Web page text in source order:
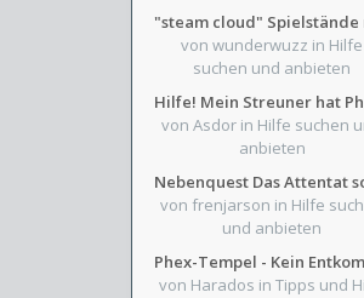
von wunderwuzz in Hilfe
suchen und anbieten
von Asdor in Hilfe suchen
anbieten
von frenjarson in Hilfe
und anbieten
von Harados in Tipps und